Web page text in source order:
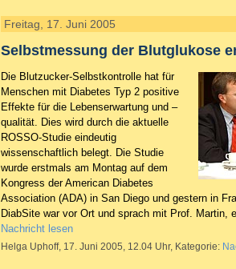
Freitag, 17. Juni 2005
Selbstmessung der Blutglukose
Die Blutzucker-Selbstkontrolle hat für
Menschen mit Diabetes Typ 2 positive
Effekte für die Lebenserwartung und –
qualität. Dies wird durch die aktuelle
ROSSO-Studie eindeutig
wissenschaftlich belegt. Die Studie
wurde erstmals am Montag auf dem
Kongress der American Diabetes
Association (ADA) in San Diego und gestern in
DiabSite war vor Ort und sprach mit Prof. Martin,
Nachricht lesen
Helga Uphoff, 17. Juni 2005, 12.04 Uhr, Kategorie: